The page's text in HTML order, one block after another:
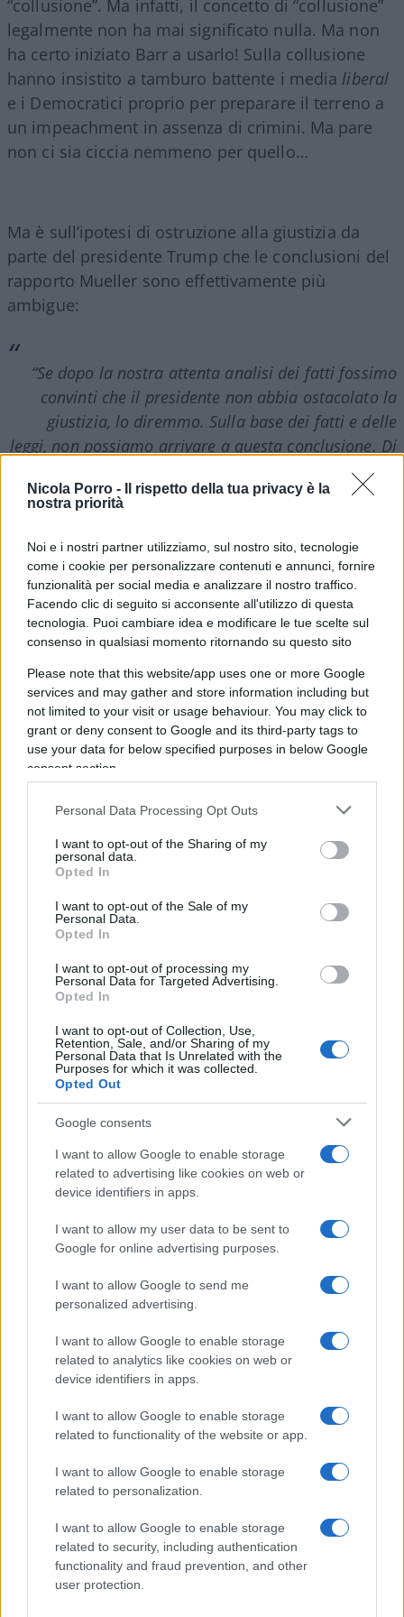
Nicola Porro -
Il rispetto della tua privacy è la
nostra priorità
Noi e i nostri partner utilizziamo, sul nostro sito, tecnologie
come i cookie per personalizzare contenuti e annunci, fornire
funzionalità per social media e analizzare il nostro traffico.
Facendo clic di seguito si acconsente all'utilizzo di questa
tecnologia. Puoi cambiare idea e modificare le tue scelte sul
consenso in qualsiasi momento ritornando su questo sito
Please note that this website/app uses one or more Google
services and may gather and store information including but
not limited to your visit or usage behaviour. You may click to
grant or deny consent to Google and its third-party tags to
use your data for below specified purposes in below Google
consent section.
Personal Data Processing Opt Outs
I want to opt-out of the Sharing of my
personal data.
Opted In
I want to opt-out of the Sale of my
Personal Data.
Opted In
I want to opt-out of processing my
Personal Data for Targeted Advertising.
Opted In
I want to opt-out of Collection, Use,
Retention, Sale, and/or Sharing of my
Personal Data that Is Unrelated with the
Purposes for which it was collected.
Opted Out
Google consents
I want to allow Google to enable storage
related to advertising like cookies on web or
device identifiers in apps.
I want to allow my user data to be sent to
Google for online advertising purposes.
I want to allow Google to send me
personalized advertising.
I want to allow Google to enable storage
related to analytics like cookies on web or
device identifiers in apps.
I want to allow Google to enable storage
related to functionality of the website or app.
I want to allow Google to enable storage
related to personalization.
I want to allow Google to enable storage
related to security, including authentication
functionality and fraud prevention, and other
user protection.
“collusione”. Ma infatti, il concetto di “collusione”
legalmente non ha mai significato nulla. Ma non
ha certo iniziato Barr a usarlo! Sulla collusione
hanno insistito a tamburo battente i media liberal
e i Democratici proprio per preparare il terreno a
un impeachment in assenza di crimini. Ma pare
non ci sia ciccia nemmeno per quello…
Ma è sull’ipotesi di ostruzione alla giustizia da
parte del presidente Trump che le conclusioni del
rapporto Mueller sono effettivamente più
ambigue:
“Se dopo la nostra attenta analisi dei fatti fossimo
convinti che il presidente non abbia ostacolato la
giustizia, lo diremmo. Sulla base dei fatti e delle
leggi, non possiamo arrivare a questa conclusione. Di
conseguenza, per quanto questo rapporto non
concluda che il presidente ha commesso un reato,
Ciò che dovrebbe subito saltare agli occhi di
bellamente l’onere della prova, cari liberali.
Mueller ci sta dicendo che sull’ostruzione alla
giustizia non è riuscito aprovare l’innocenzadi
Trump. Ma un’indagine si fa per provare o trovare
indizi di colpevolezza, non per convincersi che gli
indagati siano innocenti oltre ogni ragionevole
del giusto processo. È diritto di ogni cittadino che
sia il governo a provare che un crimine è stato
commesso, non di dover egli dimostrare la
propria innocenza. Se ritiene ci siano prove
contestare un crimine, il pm procede. Altrimenti,
resta in silenzio. Non può decidere di non
chiedere il rinvio a giudizio, ma aggiungere di non
escludere che il reato sia stato commesso, o
peggio di non essere pienamente convinto che le
persone indagate siano innocenti.
Certo, la condotta di Trump può non apparire
encomiabile e lineare, per usare un eufemismo,
ed essere ritenuta disdicevole. Mueller riporta i
tentativi di Trump di influenzare e anche fermare
la sua inchiesta. Tentando, per esempio, di
indurre il licenziamento del procuratore speciale.
collaboratori coinvolti. Ma c’è un fatto che taglia la
testa al toro. Il presidente avrebbe potuto
momento, ma in definitiva non l’ha fatto. Avrebbe
potuto avvalersi dei suoi poteri per negare al
procuratore Mueller l’accesso a testimoni chiave,
come il consigliere McGahn. Non l’ha fatto e anzi
molti si sono proposti spontaneamente, senza
necessità di citazioni. Oltre un milione di
documenti sono stati forniti, incluse le note degli
incontri tra il presidente e i suoi consiglieri. E